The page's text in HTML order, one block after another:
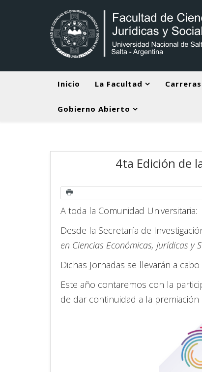
Inicio La Facultad Carreras
Gobierno Abierto
4ta Edición de
A toda la Comunidad Universitaria:
Desde la Secretaría de
en Ciencias Económicas, Jurídicas y
Dichas Jornadas se llevarán a
Este año contaremos con la
de dar continuidad a la